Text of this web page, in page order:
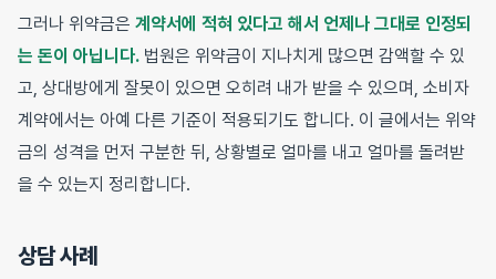
그러나 위약금은 계약서에 적혀 있다고 해서 언제나 그대로 인정되
는 돈이 아닙니다. 법원은 위약금이 지나치게 많으면 감액할 수 있
고, 상대방에게 잘못이 있으면 오히려 내가 받을 수 있으며, 소비자
계약에서는 아예 다른 기준이 적용되기도 합니다. 이 글에서는 위약
금의 성격을 먼저 구분한 뒤, 상황별로 얼마를 내고 얼마를 돌려받
을 수 있는지 정리합니다.
상담 사례